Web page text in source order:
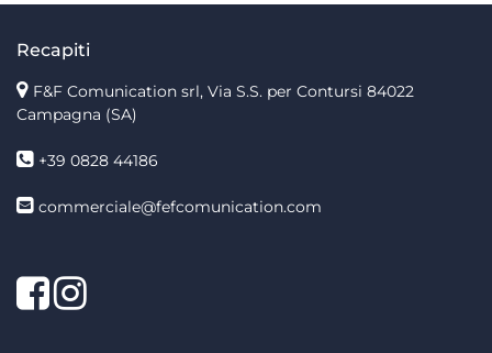
Recapiti
F&F Comunication srl, Via S.S. per Contursi 84022
Campagna (SA)
+39 0828 44186
commerciale@fefcomunication.com
Facebook
Twitter